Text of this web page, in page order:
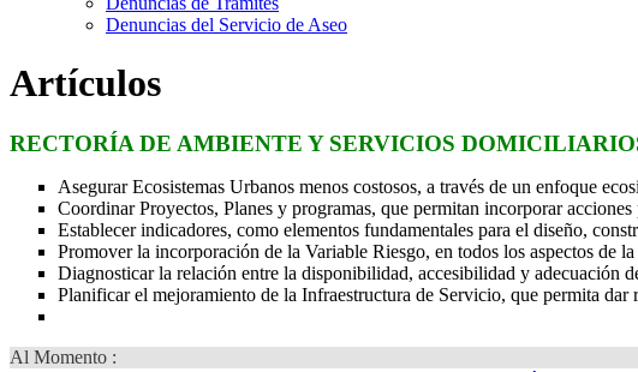
Denuncias del Servicio de Aseo
Artículos
RECTORÍA DE AMBIENTE Y SERVICIOS
Asegurar Ecosistemas Urbanos menos costosos, a través de un enfoque
Coordinar Proyectos, Planes y programas, que permitan incorporar
Establecer indicadores, como elementos fundamentales para el diseño,
Promover la incorporación de la Variable Riesgo, en todos los aspectos de
Diagnosticar la relación entre la disponibilidad, accesibilidad y adecuación
Planificar el mejoramiento de la Infraestructura de Servicio, que permita dar
Al Momento :